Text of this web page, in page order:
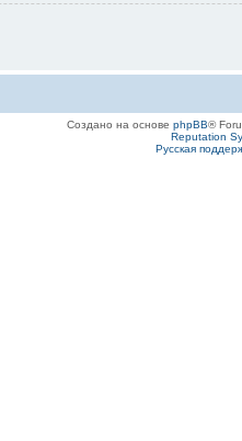
Создано на основе phpBB®
Reputation
Русская